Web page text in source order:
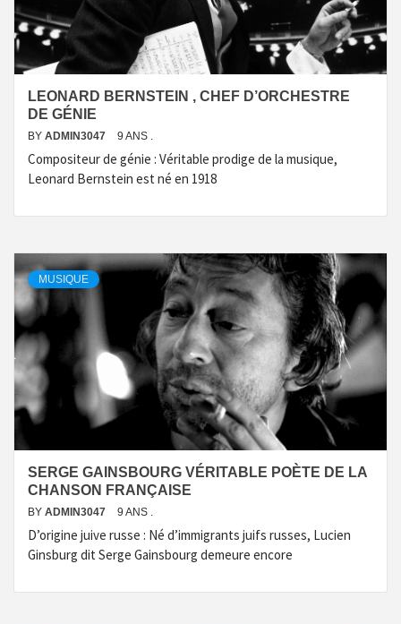
LEONARD BERNSTEIN , CHEF D’ORCHESTRE
DE GÉNIE
BY ADMIN3047 9 ANS .
Compositeur de génie : Véritable prodige de la musique,
Leonard Bernstein est né en 1918
MUSIQUE
SERGE GAINSBOURG VÉRITABLE POÈTE DE LA
CHANSON FRANÇAISE
BY ADMIN3047 9 ANS .
D’origine juive russe : Né d’immigrants juifs russes, Lucien
Ginsburg dit Serge Gainsbourg demeure encore